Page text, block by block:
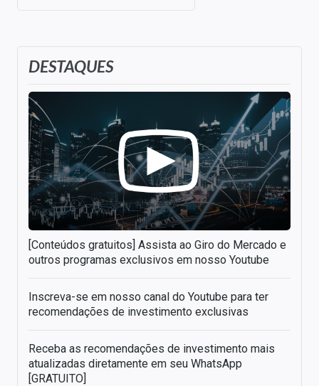
DESTAQUES
[Conteúdos gratuitos] Assista ao Giro do Mercado e
outros programas exclusivos em nosso Youtube
Inscreva-se em nosso canal do Youtube para ter
recomendações de investimento exclusivas
Receba as recomendações de investimento mais
atualizadas diretamente em seu WhatsApp
[GRATUITO]